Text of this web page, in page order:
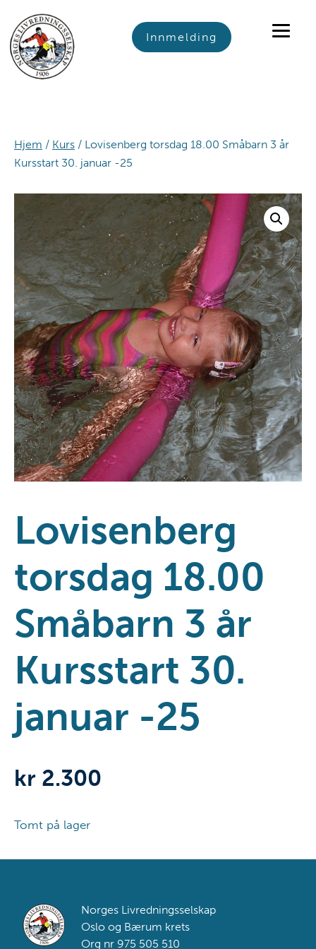
primary
navigation
main
content
footer
Innmelding
Hjem / Kurs / Lovisenberg torsdag 18.00 Småbarn 3 år
Kursstart 30. januar -25
Lovisenberg
torsdag 18.00
Småbarn 3 år
Kursstart 30.
januar -25
kr 2.300
Tomt på lager
Footer
Norges Livredningsselskap
Oslo og Bærum krets
Org nr 975 505 510